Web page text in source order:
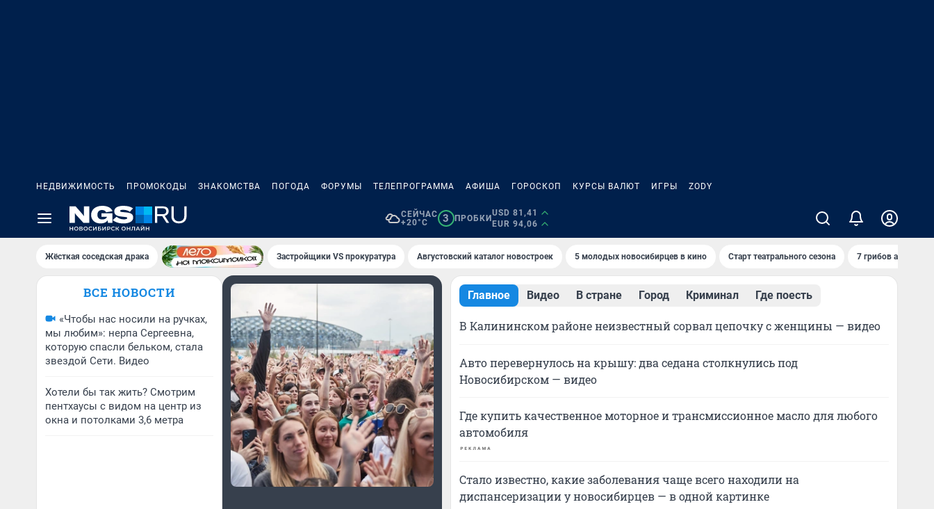
НЕДВИЖИМОСТЬ ПРОМОКОДЫ ЗНАКОМСТВА ПОГОДА ФОРУМЫ ТЕЛЕПРОГРАММА АФИША ГОРОСКОП КУРСЫ ВАЛЮТ ИГРЫ ZODY
СЕЙЧАС
+20°C
3 ПРОБКИ
USD 81,41
EUR 94,06
Жёсткая соседская драка Застройщики VS прокуратура Августовский каталог новостроек 5 молодых новосибирцев в кино Старт театрального сезона 7 грибов августа
ВСЕ НОВОСТИ
«Чтобы нас носили на ручках,
мы любим»: нерпа Сергеевна,
которую спасли бельком, стала
звездой Сети. Видео
Хотели бы так жить? Смотрим
пентхаусы с видом на центр из
окна и потолками 3,6 метра
Главное Видео В стране Город Криминал Где поесть
В Калининском районе неизвестный сорвал цепочку с женщины — видео
Авто перевернулось на крышу: два седана столкнулись под
Новосибирском — видео
Где купить качественное моторное и трансмиссионное масло для любого
автомобиля
Стало известно, какие заболевания чаще всего находили на
диспансеризации у новосибирцев — в одной картинке